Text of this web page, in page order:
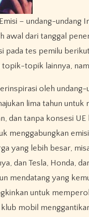
– undang-undang
awal dari tanggal
tes pemilu
topik lainnya,
oleh
lima tahun
dan tanpa konsesi
menggabungkan
yang lebih besar,
dan Tesla, Honda,
mendatang yang
untuk
mobil